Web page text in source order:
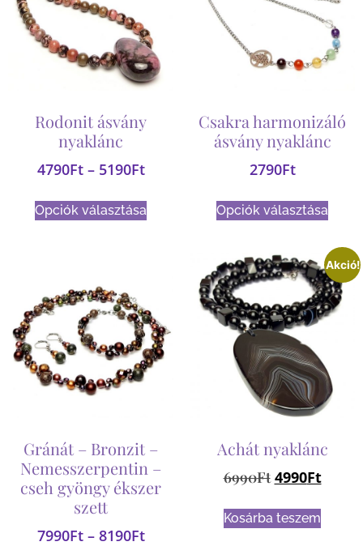
Rodonit ásvány
nyaklánc
4790Ft – 5190Ft
Opciók választása
Csakra harmonizáló
ásvány nyaklánc
2790Ft
Opciók választása
Gránát – Bronzit –
Nemesszerpentin –
cseh gyöngy ékszer
szett
7990Ft – 8190Ft
Akció!
Achát nyaklánc
6990Ft 4990Ft
Kosárba teszem